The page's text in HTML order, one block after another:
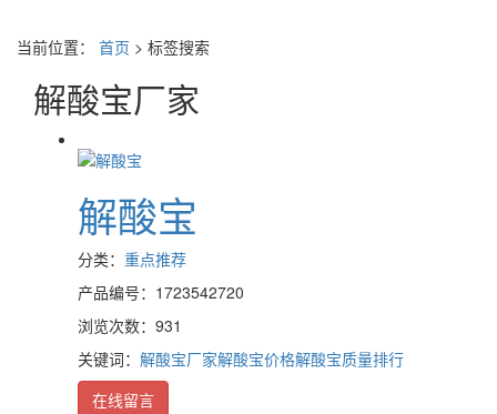
当前位置： 首页 > 标签搜索
解酸宝厂家
解酸宝
分类： 重点推荐
产品编号：1723542720
浏览次数：931
关键词： 解酸宝厂家解酸宝价格解酸宝质量排行
在线留言